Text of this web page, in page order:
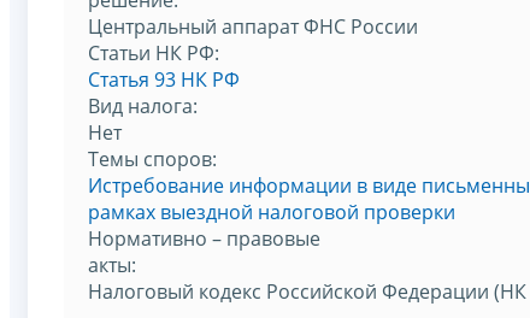
Центральный аппарат ФНС России
Статьи НК РФ:
Статья 93 НК РФ
Вид налога:
Нет
Темы споров:
Истребование информации в виде
рамках выездной налоговой проверки
Нормативно – правовые
акты:
Налоговый кодекс Российской Федерации